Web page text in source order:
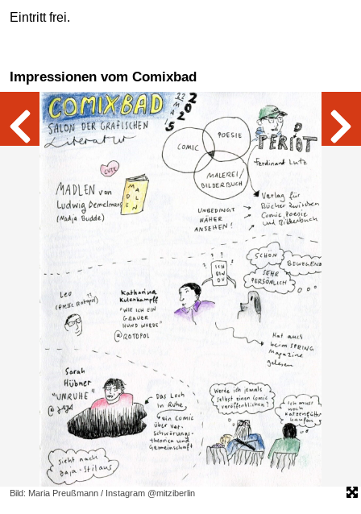
Eintritt frei.
Impressionen vom Comixbad
Bild: Maria Preußmann / Instagram @mitziberlin